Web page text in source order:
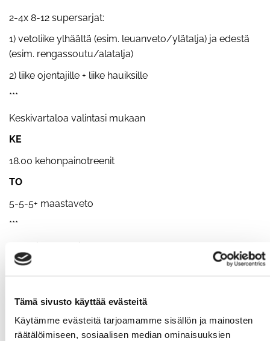
Tämä sivusto käyttää evästeitä
Käytämme evästeitä tarjoamamme sisällön ja mainosten
räätälöimiseen, sosiaalisen median ominaisuuksien
2-4x 8-12 supersarjat:
1) vetoliike ylhäältä (esim. leuanveto/ylätalja) ja edestä
(esim. rengassoutu/alatalja)
2) liike ojentajille + liike hauiksille
***
Keskivartaloa valintasi mukaan
KE
18.00 kehonpainotreenit
TO
5-5-5+ maastaveto
***
5x 3min työ, 1min lepo:
15x seinäpallo
5x paholaisen punnerrus
PE